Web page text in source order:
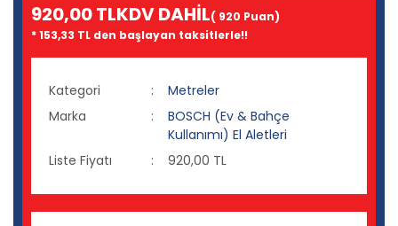
920,00 TLKDV DAHİL( 920 Puan)
* 153,33 TL den başlayan taksitlerle!!
Kategori
Metreler
Marka
BOSCH (Ev & Bahçe
Kullanımı) El Aletleri
Liste Fiyatı
920,00 TL